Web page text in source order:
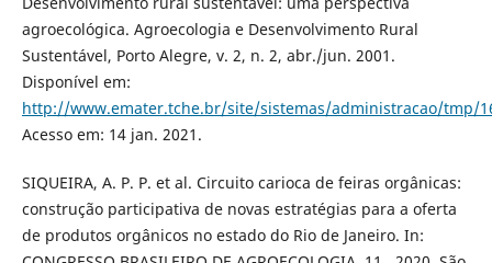
agroecológica. Agroecologia e Desenvolvimento Rural
Sustentável, Porto Alegre, v. 2, n. 2, abr./jun. 2001.
Disponível em:
http://www.emater.tche.br/site/sistemas/administracao/tmp/
Acesso em: 14 jan. 2021.
SIQUEIRA, A. P. P. et al. Circuito carioca de feiras orgânicas:
construção participativa de novas estratégias para a oferta
de produtos orgânicos no estado do Rio de Janeiro. In: